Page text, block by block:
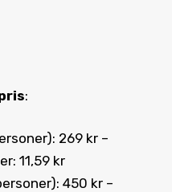
:
269 kr –
11,59 kr
450 kr –